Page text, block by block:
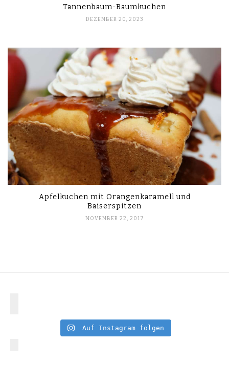
Tannenbaum-Baumkuchen
DEZEMBER 20, 2023
Apfelkuchen mit Orangenkaramell und
Baiserspitzen
NOVEMBER 22, 2017
Auf Instagram folgen